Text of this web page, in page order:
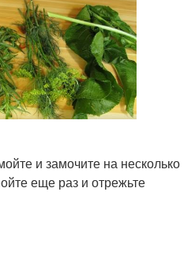
и замочите на несколько
еще раз и отрежьте